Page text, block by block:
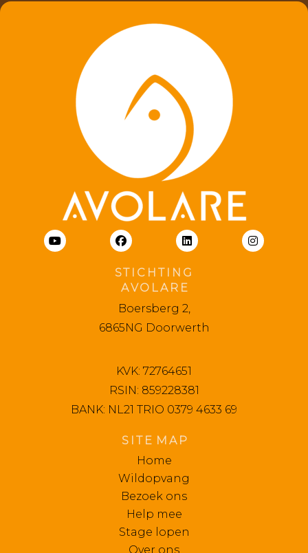
S T I C H T I N G
A V O L A R E
Boersberg 2,
6865NG Doorwerth
KVK: 72764651
RSIN: 859228381
BANK: NL21 TRIO 0379 4633 69
S I T E M A P
Home
Wildopvang
Bezoek ons
Help mee
Stage lopen
Over ons